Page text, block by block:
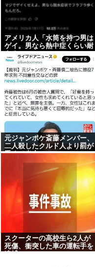
アメリカ人「水筒を持つ男は
ゲイ。男なら熱中症くらい耐
えろ」
元ジャンポケ斎藤メンバー、
二人殺したクルド人より罰が
重くて炎上www
スクーターの高校生ら2人が
死傷、衝突した車の運転手を
逮捕